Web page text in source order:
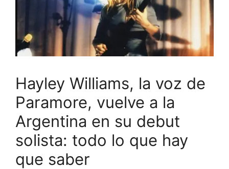
Hayley Williams, la voz de
Paramore, vuelve a la
Argentina en su debut
solista: todo lo que hay
que saber